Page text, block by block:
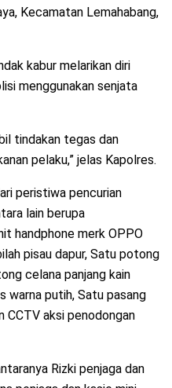
Kecamatan Lemahabang,
kabur melarikan diri
menggunakan senjata
tindakan tegas dan
pelaku,” jelas Kapolres.
peristiwa pencurian
lain berupa
handphone merk OPPO
pisau dapur, Satu potong
celana panjang kain
warna putih, Satu pasang
CCTV aksi penodongan
Rizki penjaga dan